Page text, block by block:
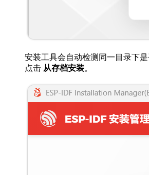
安装工具会自动检测同一目录下是
点击 从存档安装。